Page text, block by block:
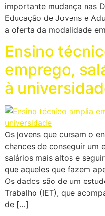
importante mudança nas
Educação de Jovens e
a oferta da modalidade
Ensino
emprego,
à
Os jovens que cursam o
chances de conseguir um
salários mais altos e
que aqueles que fazem
Os dados são de um
Trabalho (IET), que
de […]